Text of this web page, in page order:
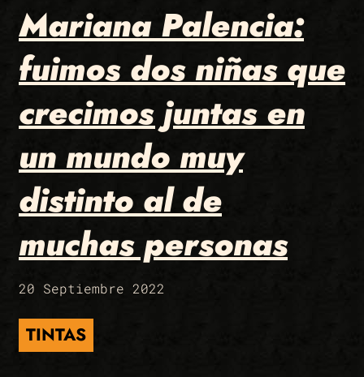
Mariana Palencia:
fuimos dos niñas que
crecimos juntas en
un mundo muy
distinto al de
muchas personas
20 Septiembre 2022
TINTAS